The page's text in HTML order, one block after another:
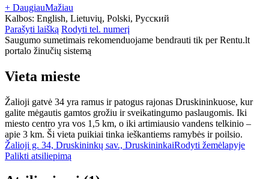
+ DaugiauMažiau
Kalbos: English, Lietuvių, Polski, Русский
Parašyti laišką Rodyti tel. numerį
Saugumo sumetimais rekomenduojame bendrauti tik per Rentu.lt
portalo žinučių sistemą
Vieta mieste
Žalioji gatvė 34 yra ramus ir patogus rajonas Druskininkuose, kur
galite mėgautis gamtos grožiu ir sveikatingumo paslaugomis. Iki
miesto centro yra vos 1,5 km, o iki artimiausio vandens telkinio –
apie 3 km. Ši vieta puikiai tinka ieškantiems ramybės ir poilsio.
Žalioji g. 34, Druskininkų sav., DruskininkaiRodyti žemėlapyje
Palikti atsiliepimą